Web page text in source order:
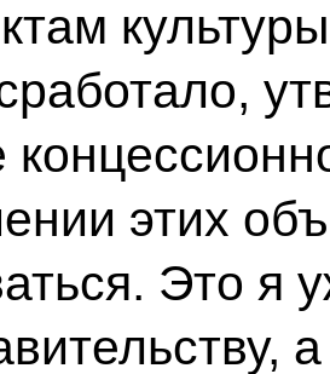
этих
Это я